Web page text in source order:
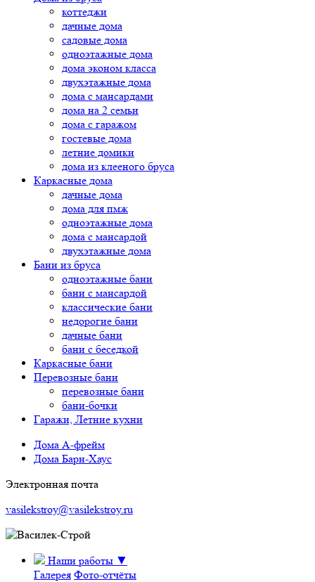
коттеджи
дачные дома
садовые дома
одноэтажные дома
дома эконом класса
двухэтажные дома
дома с мансардами
дома на 2 семьи
дома с гаражом
гостевые дома
летние домики
дома из клееного бруса
Каркасные дома
дачные дома
дома для пмж
одноэтажные дома
дома с мансардой
двухэтажные дома
Бани из бруса
одноэтажные бани
бани с мансардой
классические бани
недорогие бани
дачные бани
бани с беседкой
Каркасные бани
Перевозные бани
перевозные бани
бани-бочки
Гаражи, Летние кухни
Дома А-фрейм
Дома Барн-Хаус
Электронная почта
vasilekstroy@vasilekstroy.ru
Наши работы ▼
Галерея Фото-отчёты